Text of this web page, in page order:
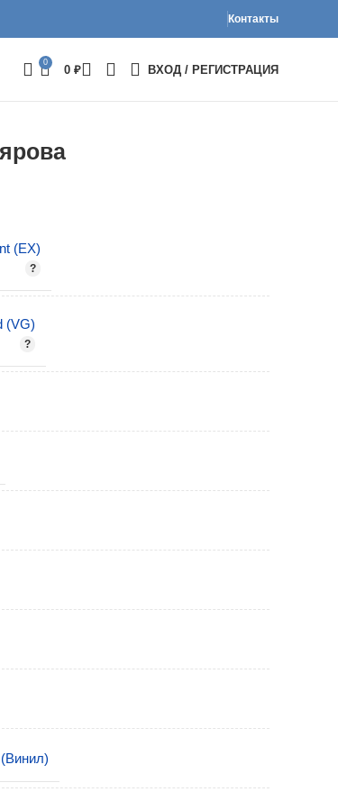
Контакты
0
0 ₽ ВХОД / РЕГИСТРАЦИЯ
(EX)
(VG)